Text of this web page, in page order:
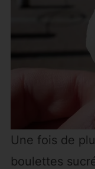
Une fois de
boulettes